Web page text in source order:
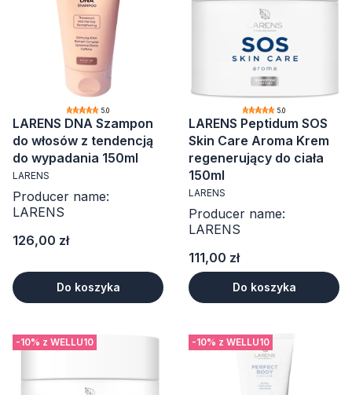
5.0
LARENS DNA Szampon
do włosów z tendencją
do wypadania 150ml
LARENS
Producer name:
LARENS
Cena
126,00 zł
Do koszyka
5.0
LARENS Peptidum SOS
Skin Care Aroma Krem
regenerujący do ciała
150ml
LARENS
Producer name:
LARENS
Cena
111,00 zł
Do koszyka
-10% z WELLU10 -10% z WELLU10